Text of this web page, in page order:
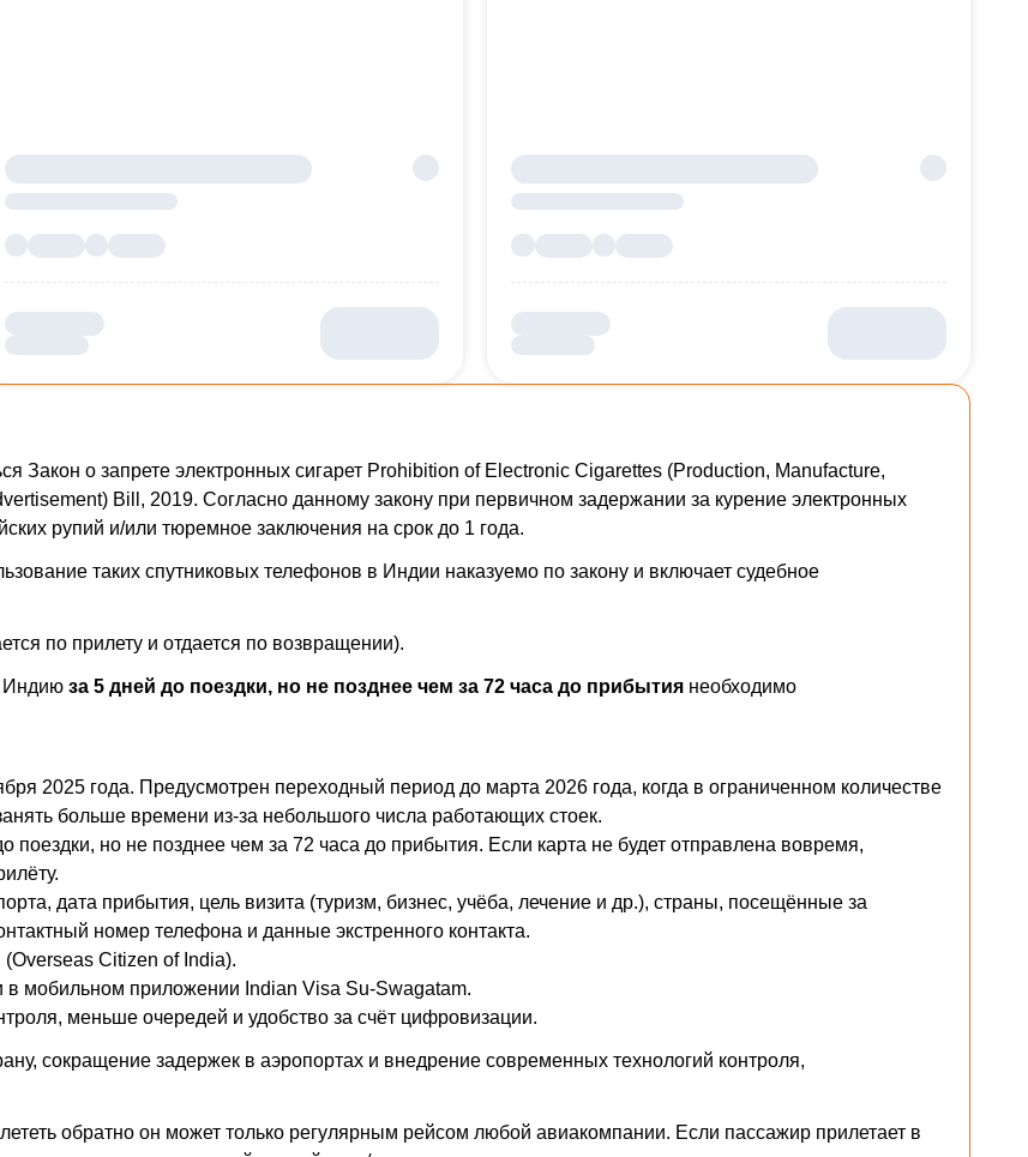
Закон о запрете электронных сигарет Prohibition of Electronic Cigarettes (Production, Manufacture,
Bill, 2019. Согласно данному закону при первичном задержании за курение электронных
рупий и/или тюремное заключения на срок до 1 года.
таких спутниковых телефонов в Индии наказуемо по закону и включает судебное
по прилету и отдается по возвращении).
Индию за 5 дней до поездки, но не позднее чем за 72 часа до прибытия необходимо
2025 года. Предусмотрен переходный период до марта 2026 года, когда в ограниченном количестве
больше времени из-за небольшого числа работающих стоек.
поездки, но не позднее чем за 72 часа до прибытия. Если карта не будет отправлена вовремя,
дата прибытия, цель визита (туризм, бизнес, учёба, лечение и др.), страны, посещённые за
номер телефона и данные экстренного контакта.
Citizen of India).
в мобильном приложении Indian Visa Su-Swagatam.
меньше очередей и удобство за счёт цифровизации.
сокращение задержек в аэропортах и внедрение современных технологий контроля,
обратно он может только регулярным рейсом любой авиакомпании. Если пассажир прилетает в